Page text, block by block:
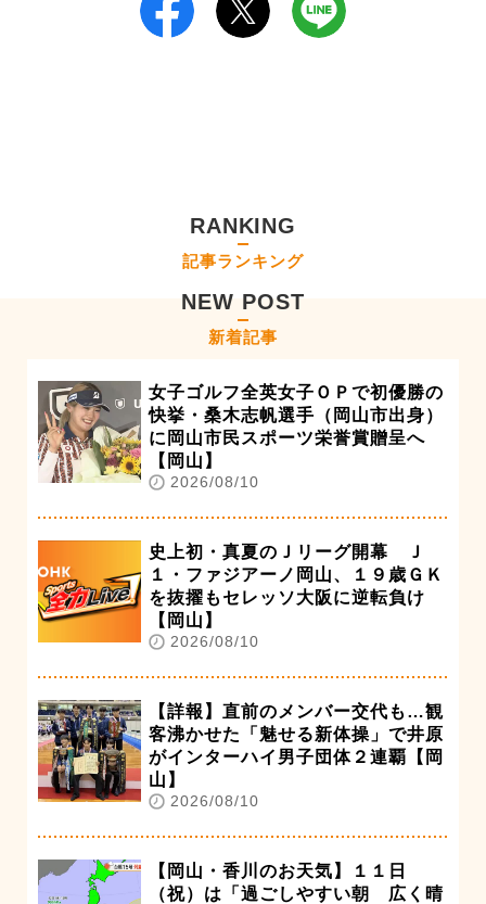
RANKING
記事ランキング
NEW POST
新着記事
女子ゴルフ全英女子ＯＰで初優勝の
快挙・桑木志帆選手（岡山市出身）
に岡山市民スポーツ栄誉賞贈呈へ
【岡山】
2026/08/10
史上初・真夏のＪリーグ開幕 Ｊ
１・ファジアーノ岡山、１９歳ＧＫ
を抜擢もセレッソ大阪に逆転負け
【岡山】
2026/08/10
【詳報】直前のメンバー交代も…観
客沸かせた「魅せる新体操」で井原
がインターハイ男子団体２連覇【岡
山】
2026/08/10
【岡山・香川のお天気】１１日
（祝）は「過ごしやすい朝 広く晴